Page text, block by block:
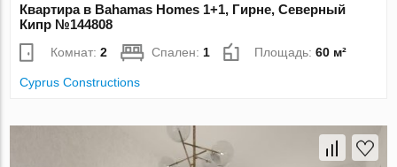
Квартира в Bahamas Homes 1+1, Гирне, Северный
Кипр №144808
Комнат:2 Спален: 1 Площадь:60 м²
Cyprus Constructions